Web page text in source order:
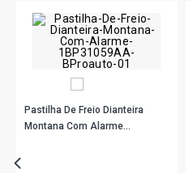
Pastilha De Freio Dianteira
Montana Com Alarme